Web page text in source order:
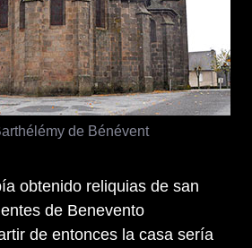
de Bénévent
obtenido reliquias de san
de Benevento
de entonces la casa sería